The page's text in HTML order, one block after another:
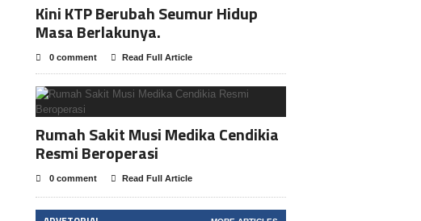
Kini KTP Berubah Seumur Hidup
Masa Berlakunya.
0 comment Read Full Article
Rumah Sakit Musi Medika Cendikia
Resmi Beroperasi
0 comment Read Full Article